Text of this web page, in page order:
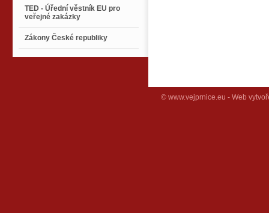
TED - Úřední věstník EU pro
veřejné zakázky
Zákony České republiky
© www.vejprnice.eu - Web